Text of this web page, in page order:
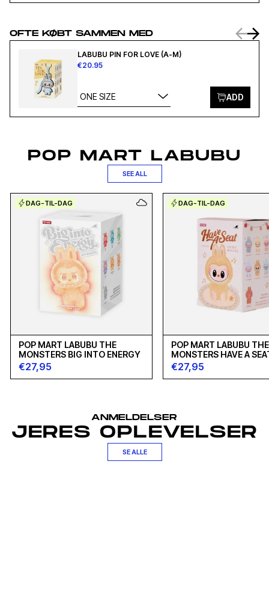
OFTE KØBT SAMMEN MED
LABUBU PIN FOR LOVE (A-M)
€20.95
ONE SIZE ADD
POP MART LABUBU
SEE ALL
DAG-TIL-DAG
POP MART LABUBU THE
MONSTERS BIG INTO ENERGY
€27,95
DAG-TIL-DAG
POP MART LABUBU THE
MONSTERS HAVE A
€27,95
ANMELDELSER
JERES OPLEVELSER
SE ALLE